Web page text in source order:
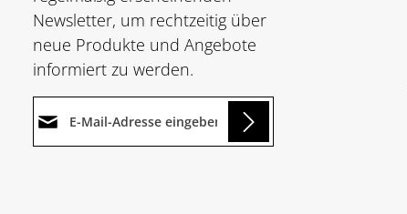
Newsletter, um rechtzeitig über
neue Produkte und Angebote
informiert zu werden.